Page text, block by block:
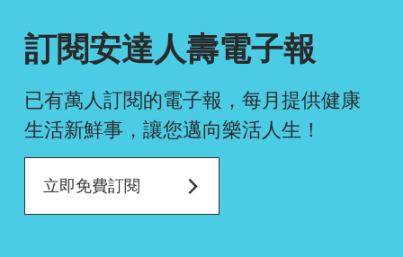
訂閱安達人壽電子報
已有萬人訂閱的電子報，每月提供健康
生活新鮮事， 讓您邁向樂活人生！
立即免費訂閱